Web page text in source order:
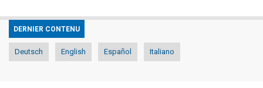
DERNIER CONTENU
Deutsch English Español Italiano